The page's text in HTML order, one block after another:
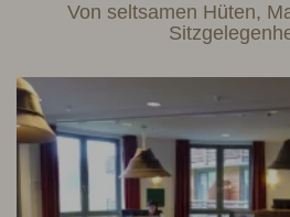
Von seltsamen Hüten,